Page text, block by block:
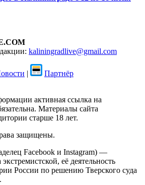
kaliningradlive@gmail.com
|
Партнёр
активная ссылка на
Материалы сайта
старше 18 лет.
защищены.
Facebook и Instagram) —
её деятельность
России по решению Тверского суда